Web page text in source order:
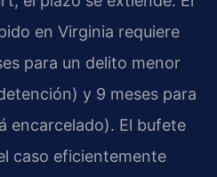
en Virginia requiere
para un delito menor
y 9 meses para
encarcelado). El bufete
caso eficientemente